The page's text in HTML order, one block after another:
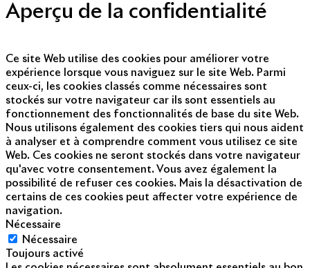
Aperçu de la confidentialité
Ce site Web utilise des cookies pour améliorer votre
expérience lorsque vous naviguez sur le site Web. Parmi
ceux-ci, les cookies classés comme nécessaires sont
stockés sur votre navigateur car ils sont essentiels au
fonctionnement des fonctionnalités de base du site Web.
Nous utilisons également des cookies tiers qui nous aident
à analyser et à comprendre comment vous utilisez ce site
Web. Ces cookies ne seront stockés dans votre navigateur
qu'avec votre consentement. Vous avez également la
possibilité de refuser ces cookies. Mais la désactivation de
certains de ces cookies peut affecter votre expérience de
navigation.
Nécessaire
Nécessaire
Toujours activé